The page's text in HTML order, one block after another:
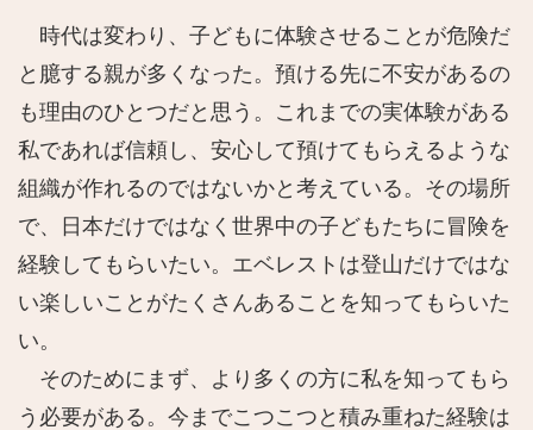
時代は変わり、子どもに体験させることが危険だ
と臆する親が多くなった。預ける先に不安があるの
も理由のひとつだと思う。これまでの実体験がある
私であれば信頼し、安心して預けてもらえるような
組織が作れるのではないかと考えている。その場所
で、日本だけではなく世界中の子どもたちに冒険を
経験してもらいたい。エベレストは登山だけではな
い楽しいことがたくさんあることを知ってもらいた
い。
そのためにまず、より多くの方に私を知ってもら
う必要がある。今までこつこつと積み重ねた経験は